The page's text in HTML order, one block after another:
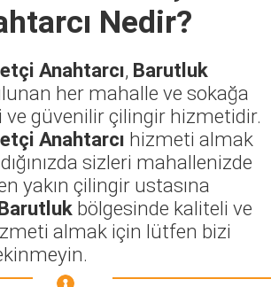
Nedir?
Anahtarcı, Barutluk
her mahalle ve sokağa
ve güvenilir çilingir hizmetidir.
Anahtarcı hizmeti almak
sizleri mahallenizde
yakın çilingir ustasına
bölgesinde kaliteli ve
almak için lütfen bizi